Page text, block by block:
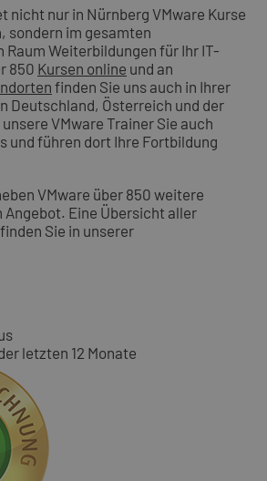
nicht nur in Nürnberg VMware Kurse
sondern im gesamten
Weiterbildungen für Ihr IT-
850 Kursen online und an
finden Sie uns auch in Ihrer
Deutschland, Österreich und der
VMware Trainer Sie auch
und führen dort Ihre Fortbildung
VMware über 850 weitere
Eine Übersicht aller
Sie in unserer
letzten 12 Monate